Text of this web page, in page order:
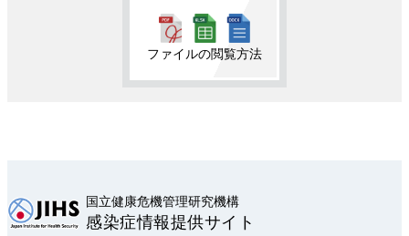
ファイルの閲覧方法
国立健康危機管理研究機構
感染症情報提供サイト